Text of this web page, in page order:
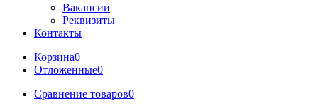
Вакансии
Реквизиты
Контакты
Корзина0
Отложенные0
Сравнение товаров0